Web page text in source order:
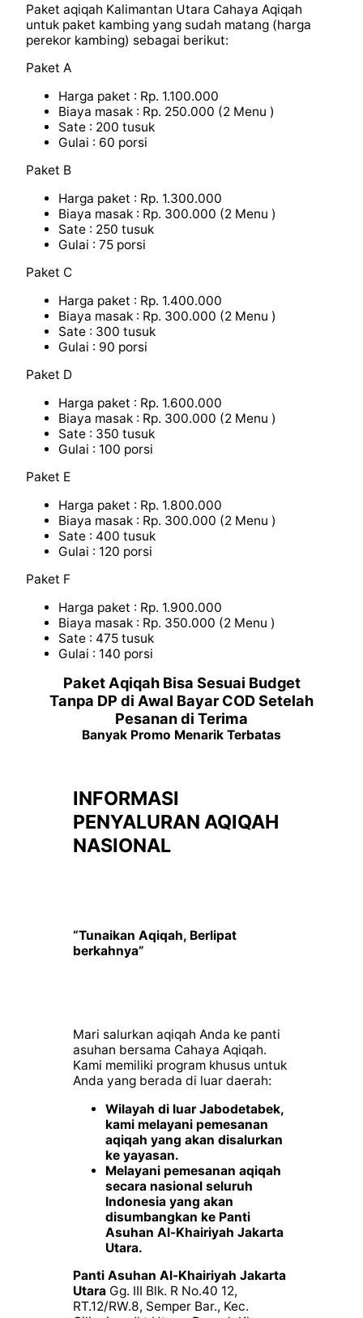
Paket aqiqah Kalimantan Utara Cahaya Aqiqah
untuk paket kambing yang sudah matang (harga
perekor kambing) sebagai berikut:
Paket A
Harga paket : Rp. 1.100.000
Biaya masak : Rp. 250.000 (2 Menu )
Sate : 200 tusuk
Gulai : 60 porsi
Paket B
Harga paket : Rp. 1.300.000
Biaya masak : Rp. 300.000 (2 Menu )
Sate : 250 tusuk
Gulai : 75 porsi
Paket C
Harga paket : Rp. 1.400.000
Biaya masak : Rp. 300.000 (2 Menu )
Sate : 300 tusuk
Gulai : 90 porsi
Paket D
Harga paket : Rp. 1.600.000
Biaya masak : Rp. 300.000 (2 Menu )
Sate : 350 tusuk
Gulai : 100 porsi
Paket E
Harga paket : Rp. 1.800.000
Biaya masak : Rp. 300.000 (2 Menu )
Sate : 400 tusuk
Gulai : 120 porsi
Paket F
Harga paket : Rp. 1.900.000
Biaya masak : Rp. 350.000 (2 Menu )
Sate : 475 tusuk
Gulai : 140 porsi
Paket Aqiqah Bisa Sesuai Budget
Tanpa DP di Awal Bayar COD Setelah
Pesanan di Terima
Banyak Promo Menarik Terbatas
INFORMASI
PENYALURAN AQIQAH
NASIONAL
“Tunaikan Aqiqah, Berlipat
berkahnya”
Mari salurkan aqiqah Anda ke panti
asuhan bersama Cahaya Aqiqah.
Kami memiliki program khusus untuk
Anda yang berada di luar daerah:
Wilayah di luar Jabodetabek,
kami melayani pemesanan
aqiqah yang akan disalurkan
ke yayasan.
Melayani pemesanan aqiqah
secara nasional seluruh
Indonesia yang akan
disumbangkan ke Panti
Asuhan Al-Khairiyah Jakarta
Utara.
Panti Asuhan Al-Khairiyah Jakarta
Utara Gg. III Blk. R No.40 12,
RT.12/RW.8, Semper Bar., Kec.